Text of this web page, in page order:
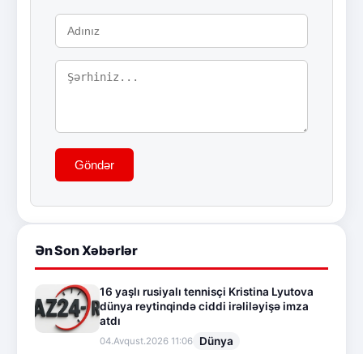
Göndər
Ən Son Xəbərlər
16 yaşlı rusiyalı tennisçi Kristina Lyutova
dünya reytinqində ciddi irəliləyişə imza
atdı
04.Avqust.2026 11:06 Dünya